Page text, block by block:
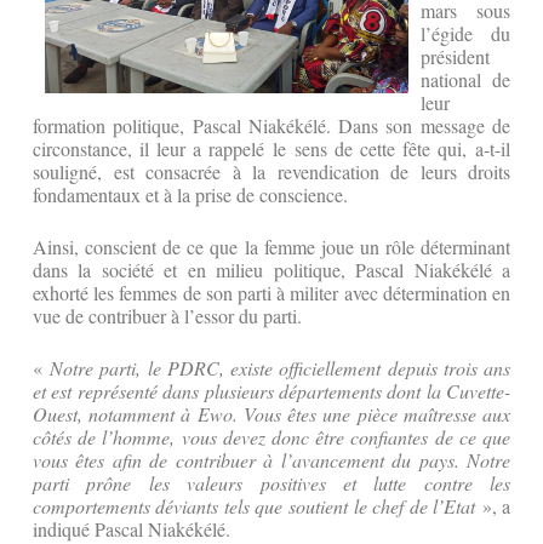
mars sous
l’égide du
président
national de
leur
formation politique, Pascal Niakékélé. Dans son message de
circonstance, il leur a rappelé le sens de cette fête qui, a-t-il
souligné, est consacrée à la revendication de leurs droits
fondamentaux et à la prise de conscience.
Ainsi, conscient de ce que la femme joue un rôle déterminant
dans la société et en milieu politique, Pascal Niakékélé a
exhorté les femmes de son parti à militer avec détermination en
vue de contribuer à l’essor du parti.
«Notre parti, le PDRC, existe officiellement depuis trois ans
et est représenté dans plusieurs départements dont la Cuvette-
Ouest, notamment à Ewo. Vous êtes une pièce maîtresse aux
côtés de l’homme, vous devez donc être confiantes de ce que
vous êtes afin de contribuer à l’avancement du pays. Notre
parti prône les valeurs positives et lutte contre les
comportements déviants tels que soutient le chef de l’Etat», a
indiqué Pascal Niakékélé.